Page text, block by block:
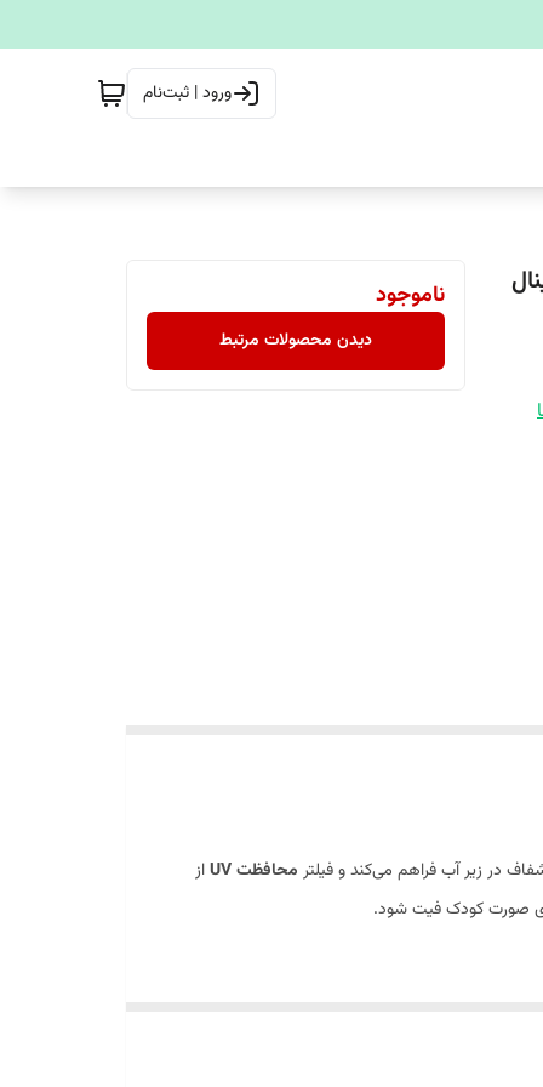
ورود | ثبت‌نام
ناموجود
دیدن محصولات مرتبط
در زیر آب فراهم می‌کند و فیلتر محافظت UV
از
صورت کودک فیت شود.